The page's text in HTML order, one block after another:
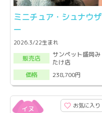
ミニチュア・シュナウザ
ー
2026.3/22生まれ
販売店
サンペット盛岡み
たけ店
価格
238,700円
お気に入り